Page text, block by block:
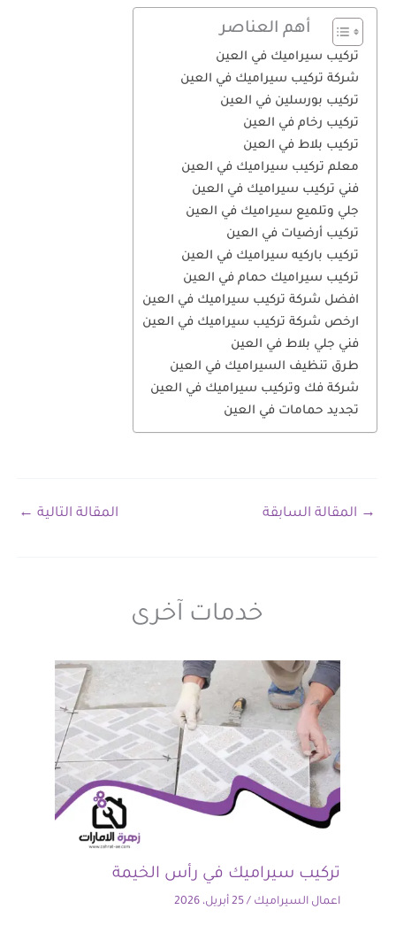
أهم العناصر
تركيب سيراميك في العين
شركة تركيب سيراميك في العين
تركيب بورسلين في العين
تركيب رخام في العين
تركيب بلاط في العين
معلم تركيب سيراميك في العين
فني تركيب سيراميك في العين
جلي وتلميع سيراميك في العين
تركيب أرضيات في العين
تركيب باركيه سيراميك في العين
تركيب سيراميك حمام في العين
افضل شركة تركيب سيراميك في العين
ارخص شركة تركيب سيراميك في العين
فني جلي بلاط في العين
طرق تنظيف السيراميك في العين
شركة فك وتركيب سيراميك في العين
تجديد حمامات في العين
→ المقالة السابقة المقالة التالية ←
خدمات آخرى
تركيب سيراميك في رأس الخيمة
اعمال السيراميك /25 أبريل، 2026